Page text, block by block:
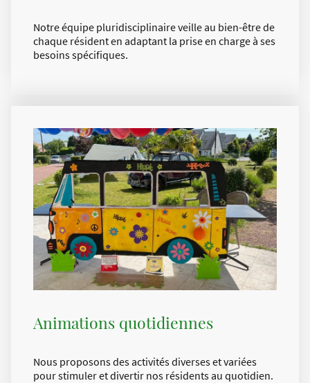
Notre équipe pluridisciplinaire veille au bien-être de
chaque résident en adaptant la prise en charge à ses
besoins spécifiques.
Animations quotidiennes
Nous proposons des activités diverses et variées
pour stimuler et divertir nos résidents au quotidien.